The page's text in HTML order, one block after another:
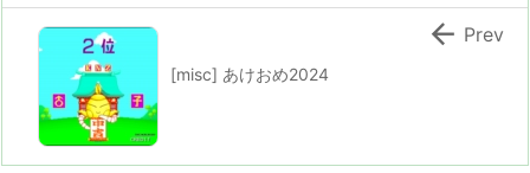
[misc] あけおめ2024
 Prev